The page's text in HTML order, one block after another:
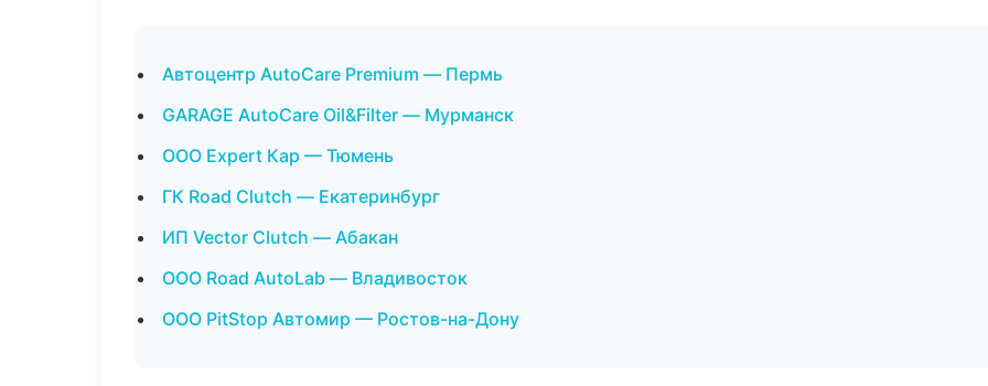
Автоцентр AutoCare Premium — Пермь
GARAGE AutoCare Oil&Filter — Мурманск
ООО Expert Кар — Тюмень
ГК Road Clutch — Екатеринбург
ИП Vector Clutch — Абакан
ООО Road AutoLab — Владивосток
ООО PitStop Автомир — Ростов-на-Дону